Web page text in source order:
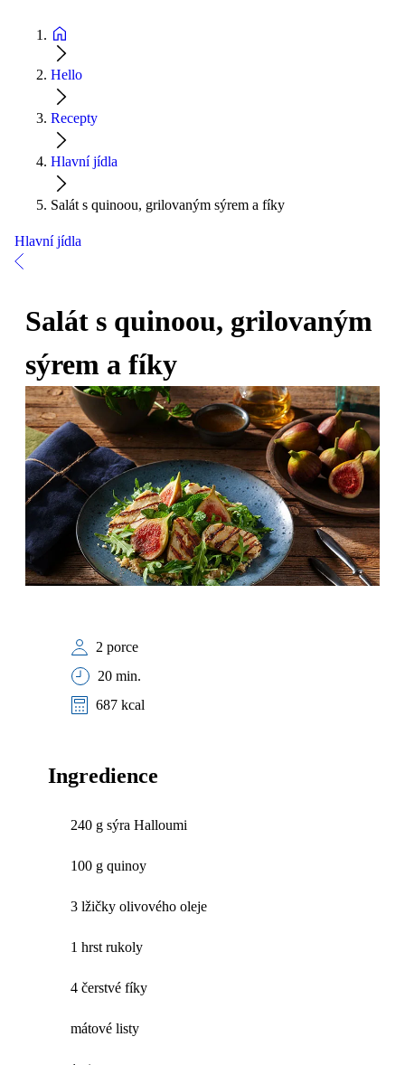
Hello
Recepty
Hlavní jídla
Salát s quinoou, grilovaným sýrem a fíky
Hlavní jídla
Salát s quinoou, grilovaným
sýrem a fíky
2 porce
20 min.
687 kcal
Ingredience
240 g sýra Halloumi
100 g quinoy
3 lžičky olivového oleje
1 hrst rukoly
4 čerstvé fíky
mátové listy